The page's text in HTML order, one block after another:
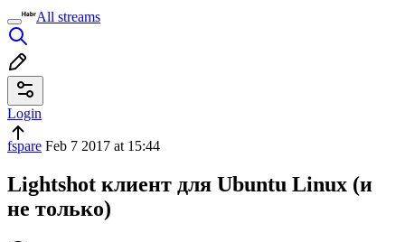
All streams
Login
fspare Feb 7 2017 at 15:44
Lightshot клиент для Ubuntu Linux (и
не только)